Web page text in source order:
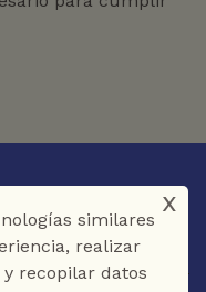
similares
realizar
recopilar datos
x